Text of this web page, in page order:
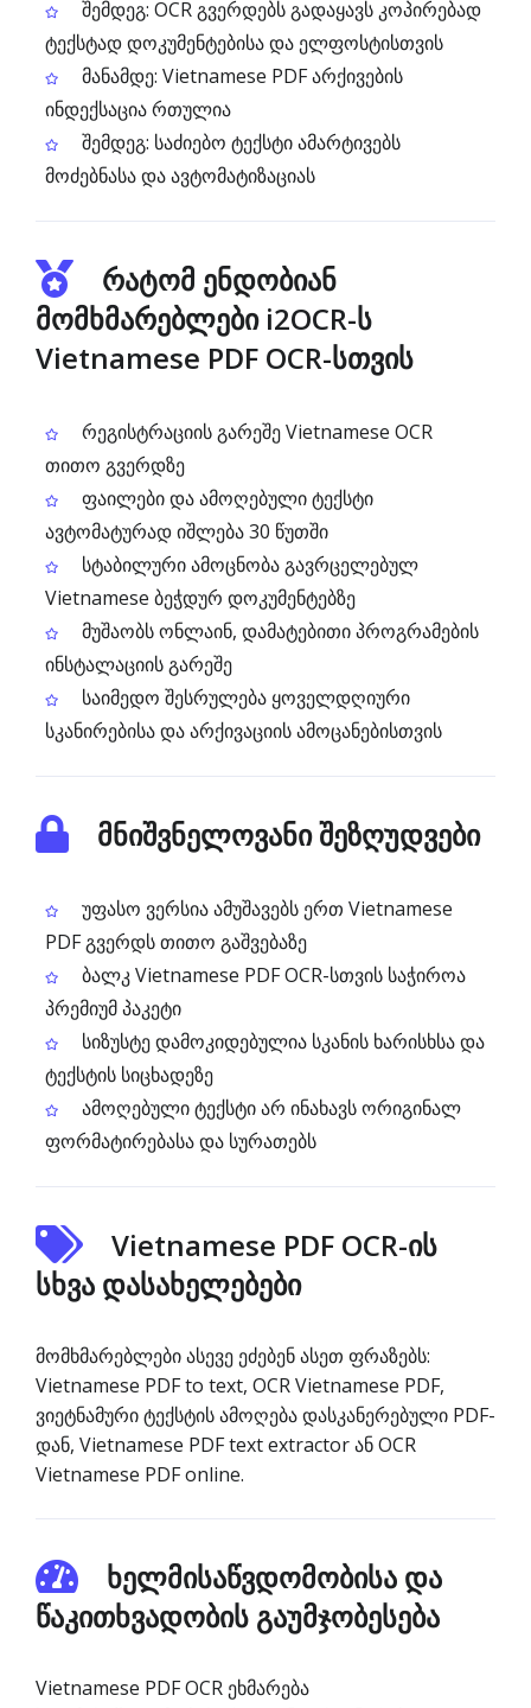
შემდეგ: OCR გვერდებს გადაყავს კოპირებად
ტექსტად დოკუმენტებისა და ელფოსტისთვის
მანამდე: Vietnamese PDF არქივების
ინდექსაცია რთულია
შემდეგ: საძიებო ტექსტი ამარტივებს
მოძებნასა და ავტომატიზაციას
რატომ ენდობიან
მომხმარებლები i2OCR-ს
Vietnamese PDF OCR-სთვის
რეგისტრაციის გარეშე Vietnamese OCR
თითო გვერდზე
ფაილები და ამოღებული ტექსტი
ავტომატურად იშლება 30 წუთში
სტაბილური ამოცნობა გავრცელებულ
Vietnamese ბეჭდურ დოკუმენტებზე
მუშაობს ონლაინ, დამატებითი პროგრამების
ინსტალაციის გარეშე
საიმედო შესრულება ყოველდღიური
სკანირებისა და არქივაციის ამოცანებისთვის
მნიშვნელოვანი შეზღუდვები
უფასო ვერსია ამუშავებს ერთ Vietnamese
PDF გვერდს თითო გაშვებაზე
ბალკ Vietnamese PDF OCR-სთვის საჭიროა
პრემიუმ პაკეტი
სიზუსტე დამოკიდებულია სკანის ხარისხსა და
ტექსტის სიცხადეზე
ამოღებული ტექსტი არ ინახავს ორიგინალ
ფორმატირებასა და სურათებს
Vietnamese PDF OCR-ის
სხვა დასახელებები
მომხმარებლები ასევე ეძებენ ასეთ ფრაზებს:
Vietnamese PDF to text, OCR Vietnamese PDF,
ვიეტნამური ტექსტის ამოღება დასკანერებული PDF-
დან, Vietnamese PDF text extractor ან OCR
Vietnamese PDF online.
ხელმისაწვდომობისა და
წაკითხვადობის გაუმჯობესება
Vietnamese PDF OCR ეხმარება